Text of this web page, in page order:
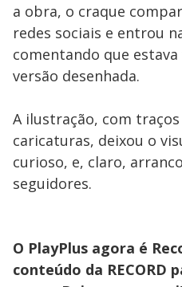
a obra, o craque
redes sociais e entrou
comentando que estava
versão desenhada.
A ilustração, com
caricaturas, deixou o
curioso, e, claro,
seguidores.
O PlayPlus agora é
conteúdo da RECORD